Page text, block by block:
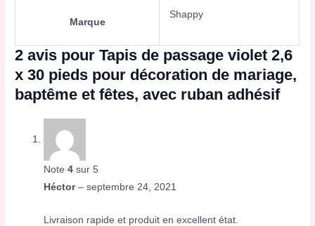
Marque
Shappy
2 avis pourTapis de passage violet 2,6
x 30 pieds pour décoration de mariage,
baptême et fêtes, avec ruban adhésif
Note4 sur 5
Héctor– septembre 24, 2021
Livraison rapide et produit en excellent état.